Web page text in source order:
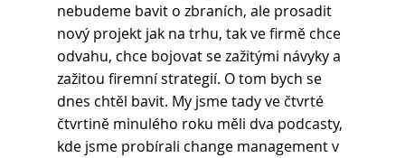
nebudeme bavit o zbraních, ale prosadit
nový projekt jak na trhu, tak ve firmě chce
odvahu, chce bojovat se zažitými návyky a
zažitou firemní strategií. O tom bych se
dnes chtěl bavit. My jsme tady ve čtvrté
čtvrtině minulého roku měli dva podcasty,
kde jsme probírali change management v